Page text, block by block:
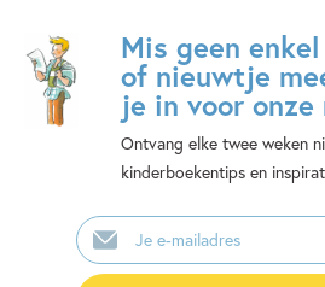
Mis geen
of nieuwtje
je in voor
Ontvang elke twee weken
kinderboekentips en
E-
mailadres